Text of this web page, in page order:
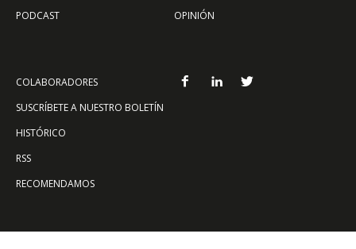
PODCAST
OPINIÓN
COLABORADORES
SUSCRÍBETE A NUESTRO BOLETÍN
HISTÓRICO
RSS
RECOMENDAMOS